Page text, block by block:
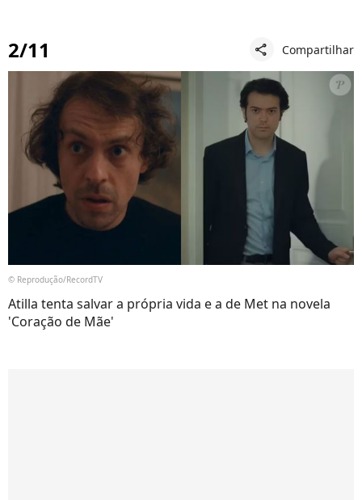
2/11 share Compartilhar
© Reprodução/RecordTV
Atilla tenta salvar a própria vida e a de Met na novela
'Coração de Mãe'